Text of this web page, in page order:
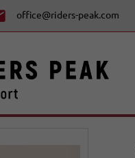
office@riders-peak.com